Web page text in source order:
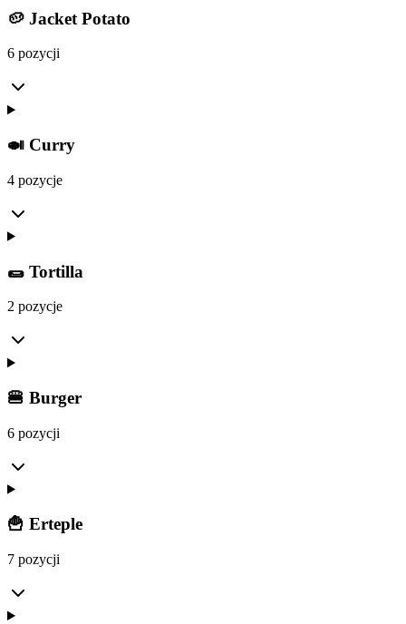
🥔 Jacket Potato
6 pozycji
🍛 Curry
4 pozycje
🌯 Tortilla
2 pozycje
🍔 Burger
6 pozycji
🍟 Erteple
7 pozycji